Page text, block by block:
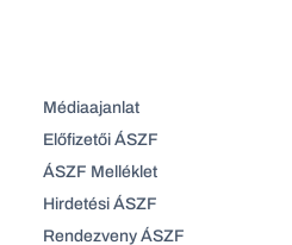
Médiaajanlat
Előfizetői ÁSZF
ÁSZF Melléklet
Hirdetési ÁSZF
Rendezveny ÁSZF